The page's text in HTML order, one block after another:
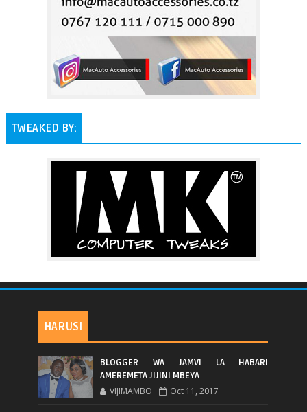
TWEAKED BY:
HARUSI
BLOGGER WA JAMVI LA HABARI
AMEREMETA JIJINI MBEYA
VIJIMAMBO Oct 11, 2017